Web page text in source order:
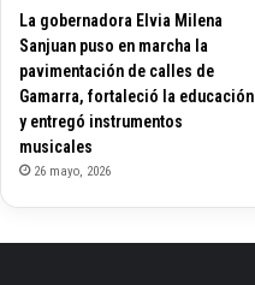
La gobernadora Elvia Milena
Sanjuan puso en marcha la
pavimentación de calles de
Gamarra, fortaleció la educación
y entregó instrumentos
musicales
26 mayo, 2026